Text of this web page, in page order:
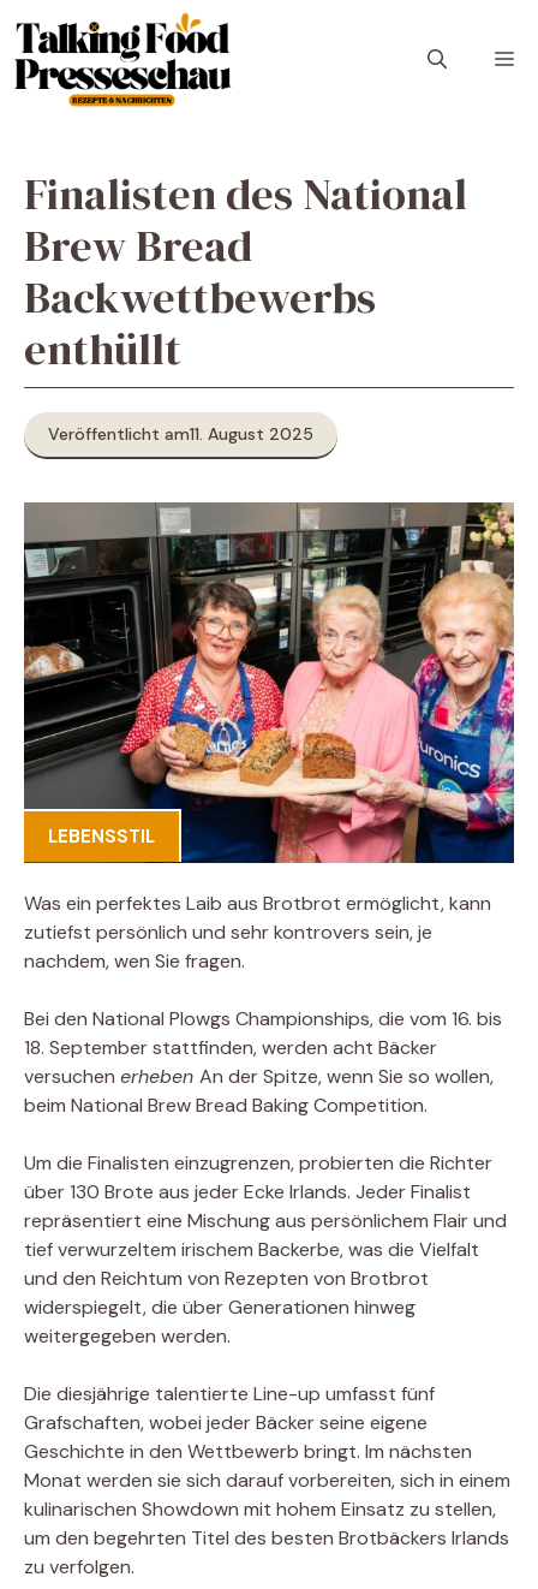
Inhalt
springen
Finalisten des National
Brew Bread
Backwettbewerbs
enthüllt
Veröffentlicht am11. August 2025
LEBENSSTIL
Was ein perfektes Laib aus Brotbrot ermöglicht, kann
zutiefst persönlich und sehr kontrovers sein, je
nachdem, wen Sie fragen.
Bei den National Plowgs Championships, die vom 16. bis
18. September stattfinden, werden acht Bäcker
versuchen erheben An der Spitze, wenn Sie so wollen,
beim National Brew Bread Baking Competition.
Um die Finalisten einzugrenzen, probierten die Richter
über 130 Brote aus jeder Ecke Irlands. Jeder Finalist
repräsentiert eine Mischung aus persönlichem Flair und
tief verwurzeltem irischem Backerbe, was die Vielfalt
und den Reichtum von Rezepten von Brotbrot
widerspiegelt, die über Generationen hinweg
weitergegeben werden.
Die diesjährige talentierte Line-up umfasst fünf
Grafschaften, wobei jeder Bäcker seine eigene
Geschichte in den Wettbewerb bringt. Im nächsten
Monat werden sie sich darauf vorbereiten, sich in einem
kulinarischen Showdown mit hohem Einsatz zu stellen,
um den begehrten Titel des besten Brotbäckers Irlands
zu verfolgen.